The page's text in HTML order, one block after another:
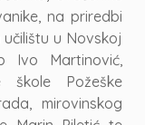
na priredbi
u Novskoj
Ivo Martinović,
škole Požeške
mirovinskog